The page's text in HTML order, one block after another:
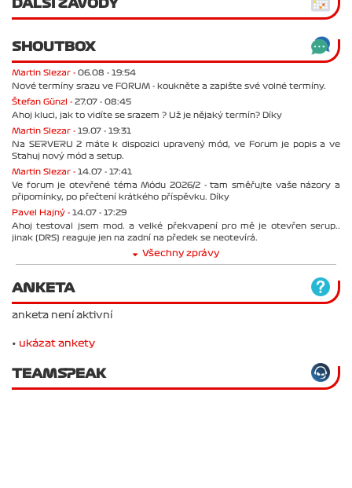
DALŠÍ ZÁVODY
SHOUTBOX
Martin Slezar - 06.08 - 19:54
Nové termíny srazu ve FORUM - koukněte a zapište své volné termíny.
Štefan Günzl - 27.07 - 08:45
Ahoj kluci, jak to vidíte se srazem ? Už je nějaký termín? Díky
Martin Slezar - 19.07 - 19:31
Na SERVERU 2 máte k dispozici upravený mód, ve Forum je popis a ve
Stahuj nový mód a setup.
Martin Slezar - 14.07 - 17:41
Ve forum je otevřené téma Módu 2026/2 - tam směřujte vaše názory a
připomínky, po přečtení krátkého příspěvku. Díky
Pavel Hajný - 14.07 - 17:29
Ahoj testoval jsem mod. a velké překvapení pro mě je otevřen serup..
jinak (DRS) reaguje jen na zadní na předek se neotevírá.
Všechny zprávy
ANKETA
anketa není aktivní
• ukázat ankety
TEAMSPEAK